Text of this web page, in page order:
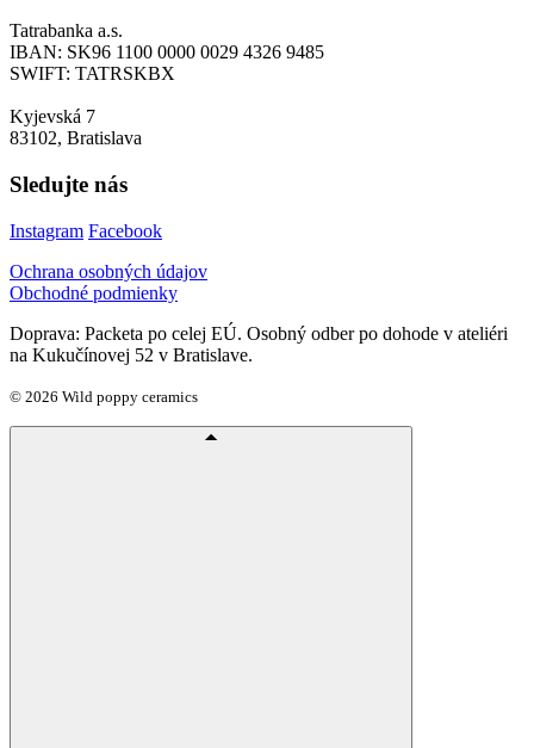
Tatrabanka a.s.
IBAN: SK96 1100 0000 0029 4326 9485
SWIFT: TATRSKBX
Kyjevská 7
83102, Bratislava
Sledujte nás
Instagram Facebook
Ochrana osobných údajov
Obchodné podmienky
Doprava: Packeta po celej EÚ. Osobný odber po dohode v ateliéri
na Kukučínovej 52 v Bratislave.
© 2026 Wild poppy ceramics